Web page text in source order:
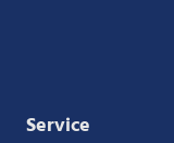
Service